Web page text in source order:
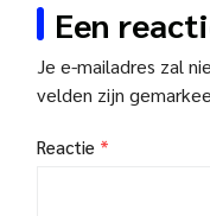
Een
Je e-mailadres zal
velden zijn
Reactie *